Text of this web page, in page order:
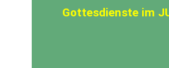
Gottesdienste im